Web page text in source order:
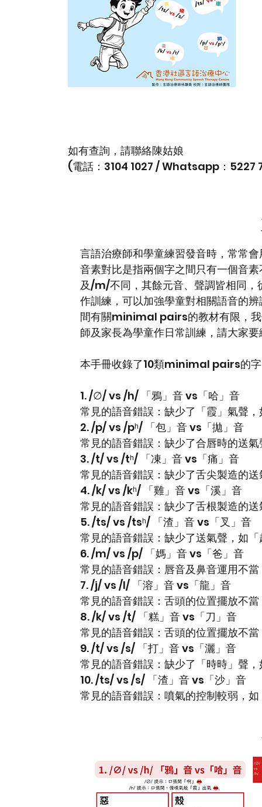
如有查詢，請聯絡陳姑娘
(電話：3104 1027 / Whatsapp：5227
言語治療師和學童練習發音時，常常
音素對比是指兩個字之間只有一個音
及/m/不同，其餘元音、聲調皆相同
作訓練，可以加強學童對相關語音的
間有關minimal pairs的教材有限，我
師及家長為學童作日常訓練，請大家
本手冊收錄了10類minimal pairs的
1. /∅/ vs /h/ 「鴉」音 vs「哈」音
常見的語音錯誤：缺少了「霞」氣聲
2. /p/ vs /pʰ/ 「包」音 vs「拋」音
常見的語音錯誤：缺少了合唇時的送
3. /t/ vs /tʰ/ 「凍」音 vs「痛」音
常見的語音錯誤：缺少了舌尖製造的
4. /k/ vs /kʰ/ 「雞」音 vs「溪」音
常見的語音錯誤：缺少了舌根製造的
5. /ts/ vs /tsʰ/ 「渣」音 vs「叉」音
常見的語音錯誤：缺少了送氣聲，如
6. /m/ vs /p/ 「媽」音 vs「爸」音
常見的語音錯誤：唇音及鼻音運用不
7. /j/ vs /l/ 「溶」音 vs「龍」音
常見的語音錯誤：舌頭的位置擺放不
8. /k/ vs /t/ 「糕」音 vs「刀」音
常見的語音錯誤：舌頭的位置擺放不
9. /t/ vs /s/ 「打」音 vs「灑」音
常見的語音錯誤：缺少了「時時」聲
10. /ts/ vs /s/ 「渣」音 vs「沙」音
常見的語音錯誤：噴氣的控制較弱，